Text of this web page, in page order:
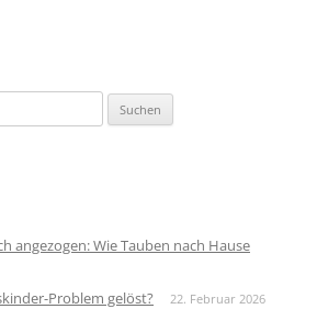
angezogen: Wie Tauben nach Hause
Problem gelöst? 22. Februar 2026